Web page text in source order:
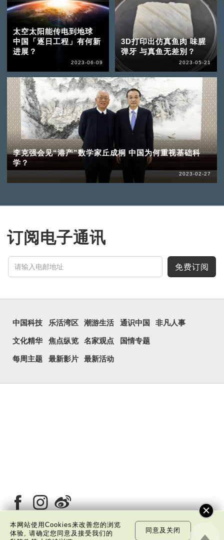
太空太阳能传电到地球
中国「逐日工程」有何新
进展？
2023-06-09
3D打印出仿真鱼肉 味腥
弹牙 与真鱼无差別？
2023-05-21
李克强会见“港产”数学家丘成桐 中国为何重视基础科
学？
2023-02-27
订阅电子通讯
免费订阅
中国科技 乐活湾区 潮游生活 通识中国 非凡人事
文化精华 焦点纵览 名家观点 国情专题
每周主题 最新影片 最新活动
本网站使用Cookies来改善您的浏览
体验, 请确定您同意及接受我们的
同意及关闭